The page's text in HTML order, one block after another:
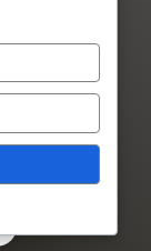
Disclimer